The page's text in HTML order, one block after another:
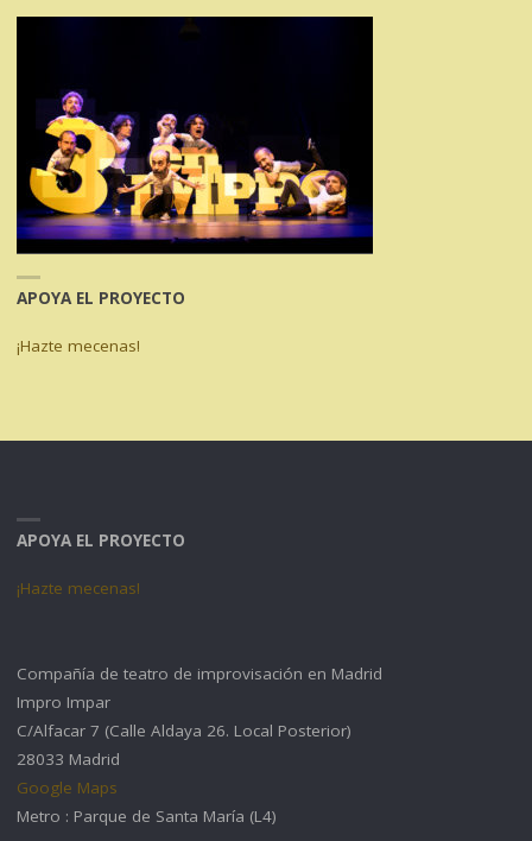
APOYA EL PROYECTO
¡Hazte mecenas!
APOYA EL PROYECTO
¡Hazte mecenas!
Compañía de teatro de improvisación en Madrid
Impro Impar
C/Alfacar 7 (Calle Aldaya 26. Local Posterior)
28033 Madrid
Google Maps
Metro : Parque de Santa María (L4)